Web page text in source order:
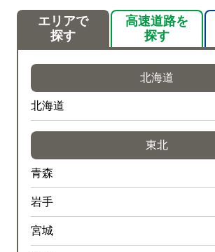
エリアで
探す
高速道路を
探す
北海道
北海道
東北
青森
岩手
宮城